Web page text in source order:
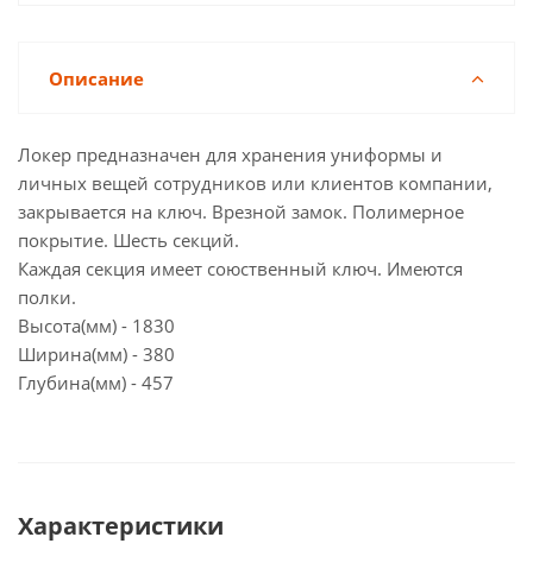
Описание
Локер предназначен для хранения униформы и
личных вещей сотрудников или клиентов компании,
закрывается на ключ. Врезной замок. Полимерное
покрытие. Шесть секций.
Каждая секция имеет союственный ключ. Имеются
полки.
Высота(мм) - 1830
Ширина(мм) - 380
Глубина(мм) - 457
Характеристики